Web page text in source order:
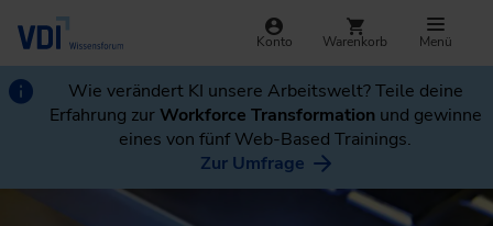
Konto Warenkorb Menü
Wie verändert KI unsere Arbeitswelt? Teile deine
Erfahrung zurWorkforce Transformation und gewinne
eines von fünf Web-Based Trainings.
Zur Umfrage